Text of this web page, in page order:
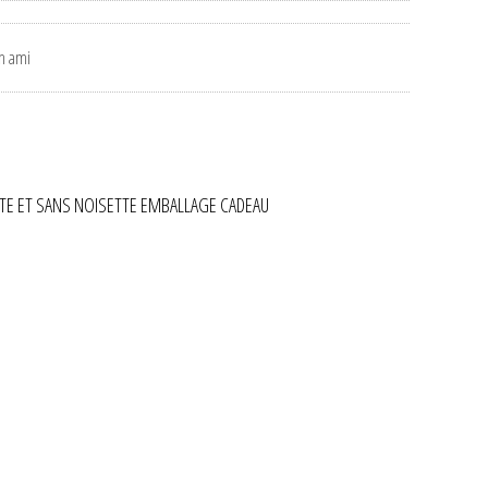
ET SANS NOISETTE EMBALLAGE CADEAU